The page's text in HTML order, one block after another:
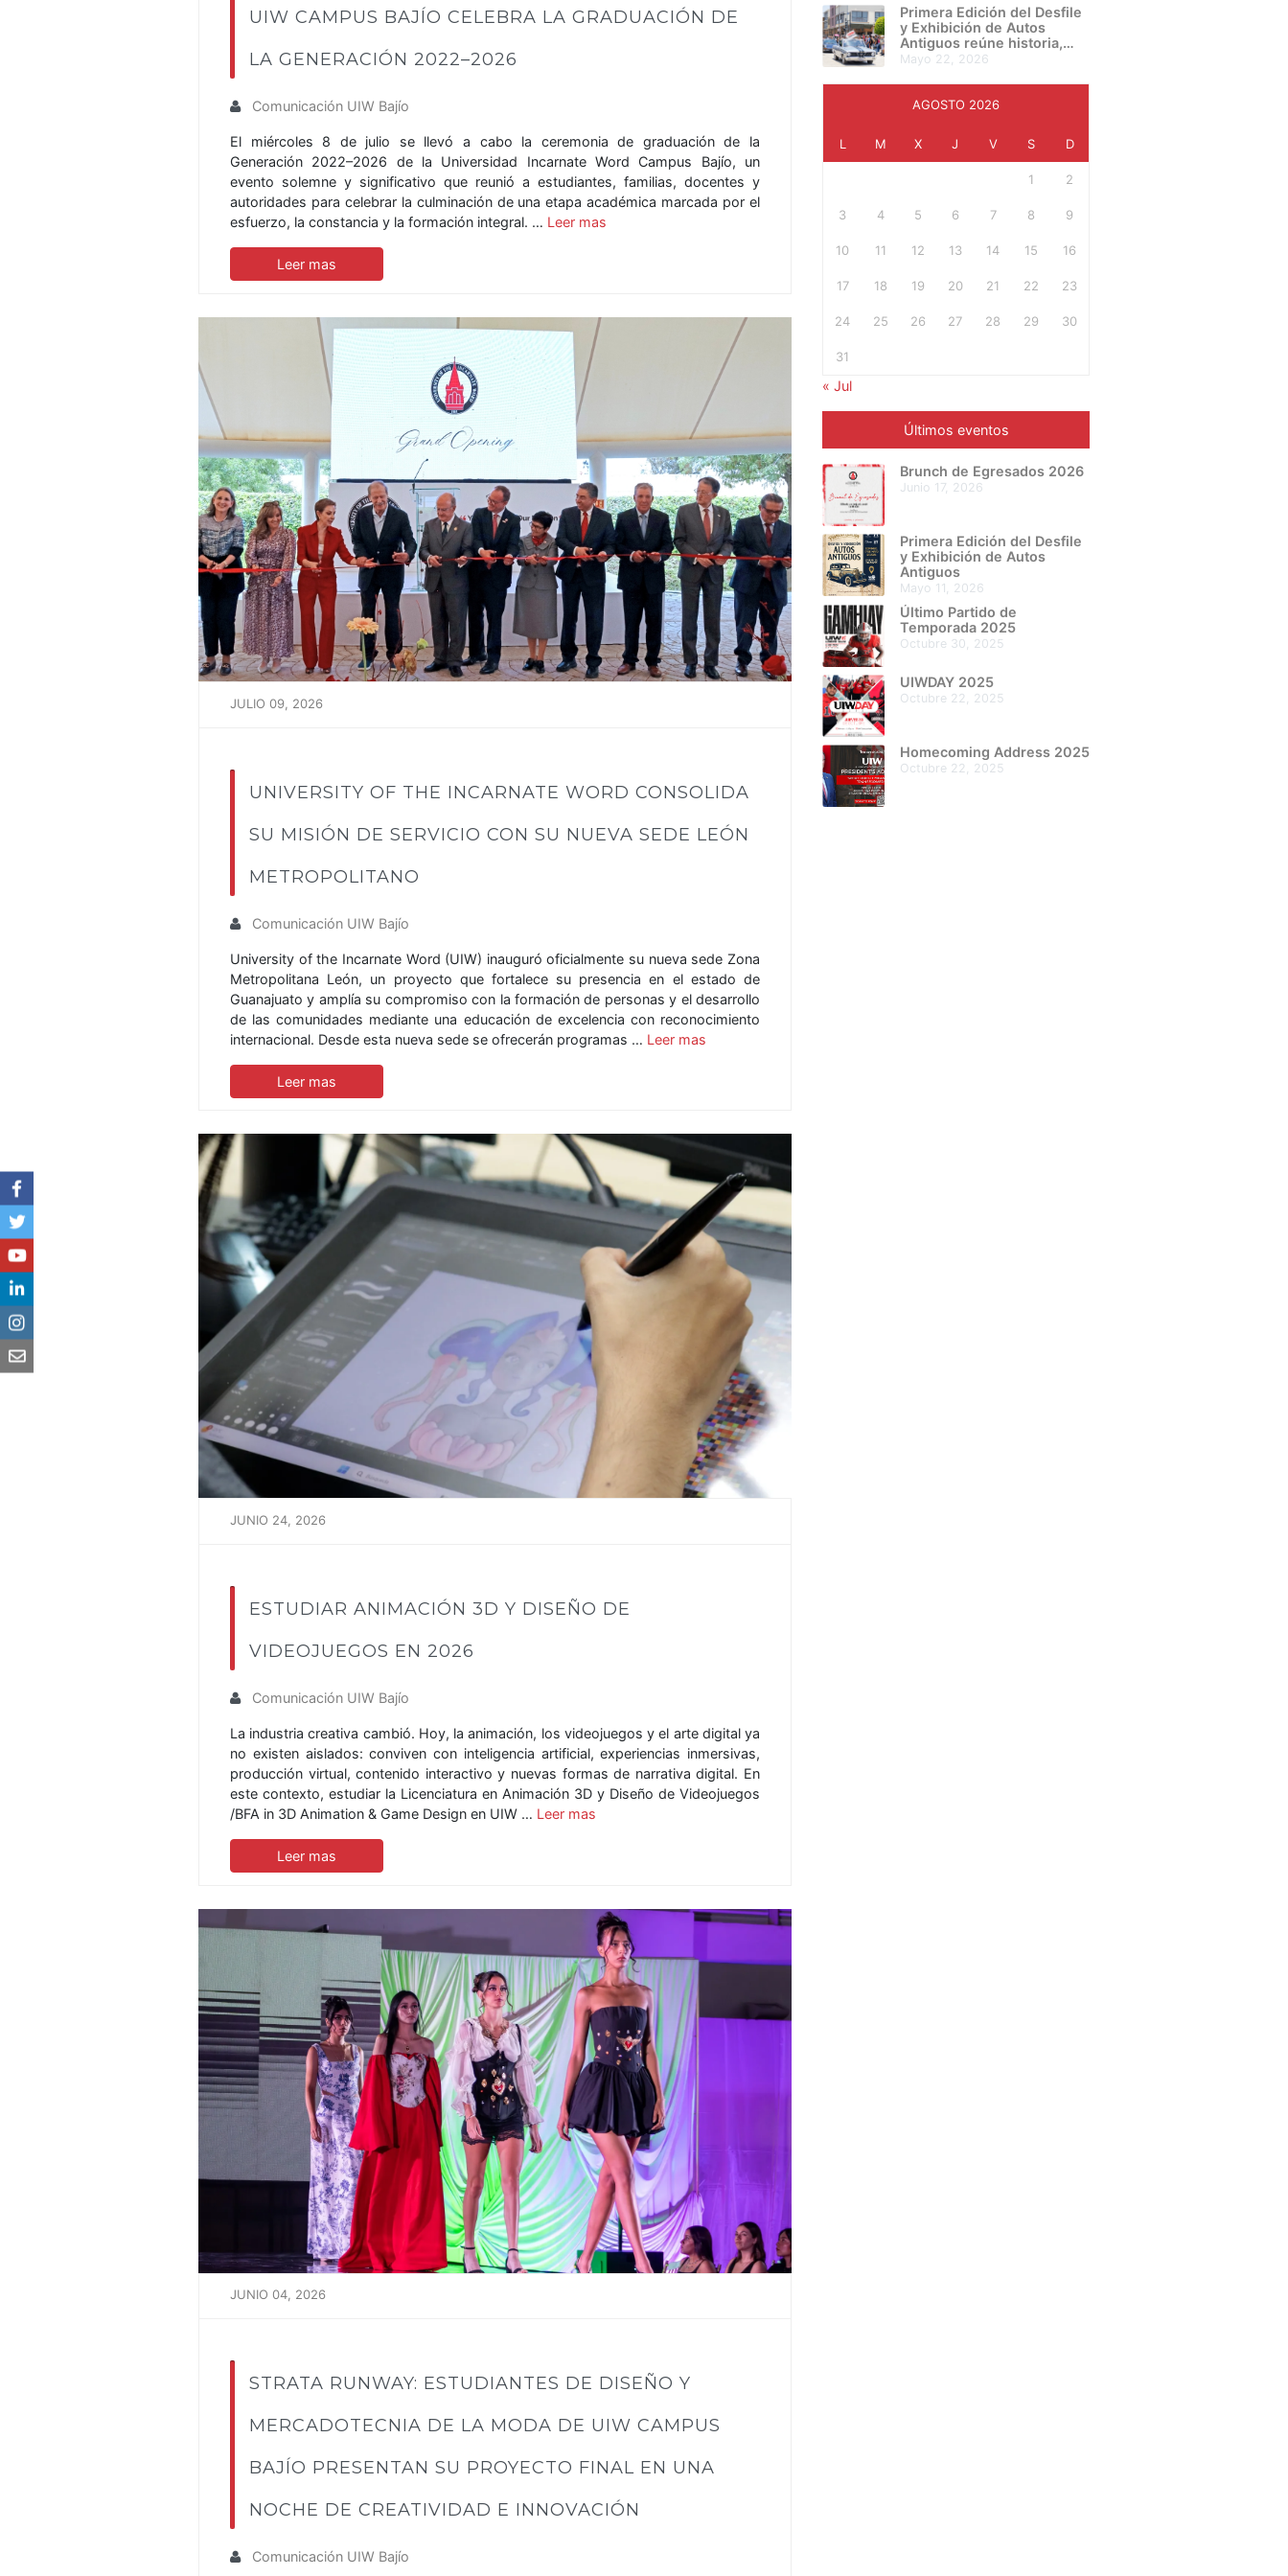
UIW CAMPUS BAJÍO CELEBRA LA GRADUACIÓN DE
LA GENERACIÓN 2022–2026
Comunicación UIW Bajío
El miércoles 8 de julio se llevó a cabo la ceremonia de graduación de la
Generación 2022–2026 de la Universidad Incarnate Word Campus Bajío, un
evento solemne y significativo que reunió a estudiantes, familias, docentes y
autoridades para celebrar la culminación de una etapa académica marcada por el
esfuerzo, la constancia y la formación integral. … Leer mas
Leer mas
JULIO 09, 2026
UNIVERSITY OF THE INCARNATE WORD CONSOLIDA
SU MISIÓN DE SERVICIO CON SU NUEVA SEDE LEÓN
METROPOLITANO
Comunicación UIW Bajío
University of the Incarnate Word (UIW) inauguró oficialmente su nueva sede Zona
Metropolitana León, un proyecto que fortalece su presencia en el estado de
Guanajuato y amplía su compromiso con la formación de personas y el desarrollo
de las comunidades mediante una educación de excelencia con reconocimiento
internacional. Desde esta nueva sede se ofrecerán programas … Leer mas
Leer mas
JUNIO 24, 2026
ESTUDIAR ANIMACIÓN 3D Y DISEÑO DE
VIDEOJUEGOS EN 2026
Comunicación UIW Bajío
La industria creativa cambió. Hoy, la animación, los videojuegos y el arte digital ya
no existen aislados: conviven con inteligencia artificial, experiencias inmersivas,
producción virtual, contenido interactivo y nuevas formas de narrativa digital. En
este contexto, estudiar la Licenciatura en Animación 3D y Diseño de Videojuegos
/BFA in 3D Animation & Game Design en UIW … Leer mas
Leer mas
JUNIO 04, 2026
STRATA RUNWAY: ESTUDIANTES DE DISEÑO Y
MERCADOTECNIA DE LA MODA DE UIW CAMPUS
BAJÍO PRESENTAN SU PROYECTO FINAL EN UNA
NOCHE DE CREATIVIDAD E INNOVACIÓN
Comunicación UIW Bajío
en una noche de
creatividad e innovación
Primera Edición del Desfile
y Exhibición de Autos
Antiguos reúne historia,
cultura y pasión automotriz
mayo 22, 2026
AGOSTO 2026
L M X J V S D
1 2
3 4 5 6 7 8 9
10 11 12 13 14 15 16
17 18 19 20 21 22 23
24 25 26 27 28 29 30
31
« Jul
Últimos eventos
Brunch de Egresados 2026
junio 17, 2026
Primera Edición del Desfile
y Exhibición de Autos
Antiguos
mayo 11, 2026
Último Partido de
Temporada 2025
octubre 30, 2025
UIWDAY 2025
octubre 22, 2025
Homecoming Address 2025
octubre 22, 2025